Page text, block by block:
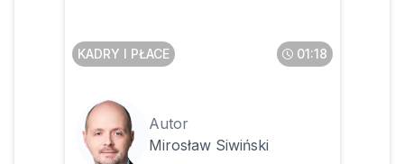
KADRY I PŁACE 01:18
Autor
Mirosław Siwiński